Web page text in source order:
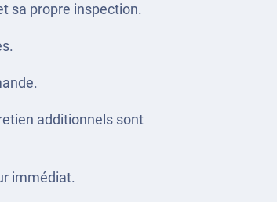
sa propre inspection.
additionnels sont
immédiat.